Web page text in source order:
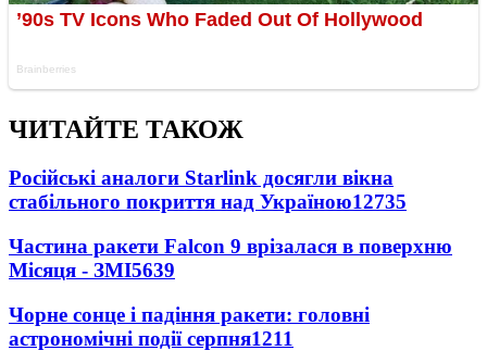
ЧИТАЙТЕ ТАКОЖ
Російські аналоги Starlink досягли вікна
стабільного покриття над Україною12735
Частина ракети Falcon 9 врізалася в поверхню
Місяця - ЗМІ5639
Чорне сонце і падіння ракети: головні
астрономічні події серпня1211